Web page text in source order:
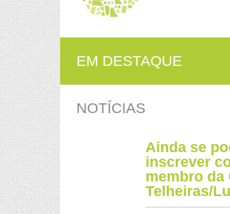
EM DESTAQUE
NOTÍCIAS
Ainda se
inscrever
membro da
Telheiras/